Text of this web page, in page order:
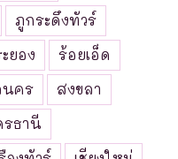
ภูกระดึงทัวร์
ยอง
ร้อยเอ็ด
คร
สงขลา
รธานี